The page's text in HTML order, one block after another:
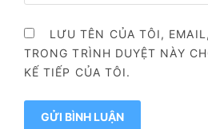
LƯU TÊN CỦA TÔI,
TRONG TRÌNH DUYỆT NÀY
KẾ TIẾP CỦA TÔI.